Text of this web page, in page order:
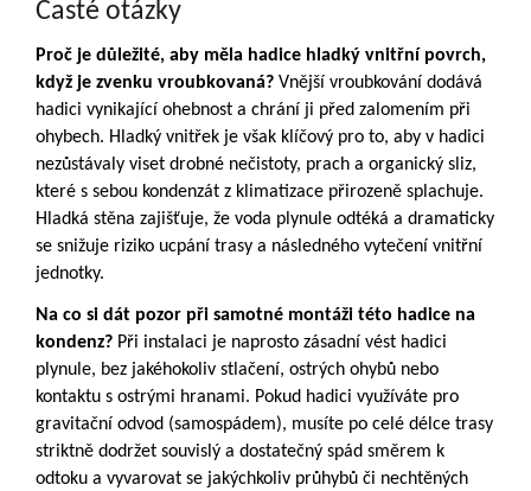
Časté otázky
Proč je důležité, aby měla hadice hladký vnitřní povrch,
když je zvenku vroubkovaná? Vnější vroubkování dodává
hadici vynikající ohebnost a chrání ji před zalomením při
ohybech. Hladký vnitřek je však klíčový pro to, aby v hadici
nezůstávaly viset drobné nečistoty, prach a organický sliz,
které s sebou kondenzát z klimatizace přirozeně splachuje.
Hladká stěna zajišťuje, že voda plynule odtéká a dramaticky
se snižuje riziko ucpání trasy a následného vytečení vnitřní
jednotky.
Na co si dát pozor při samotné montáži této hadice na
kondenz? Při instalaci je naprosto zásadní vést hadici
plynule, bez jakéhokoliv stlačení, ostrých ohybů nebo
kontaktu s ostrými hranami. Pokud hadici využíváte pro
gravitační odvod (samospádem), musíte po celé délce trasy
striktně dodržet souvislý a dostatečný spád směrem k
odtoku a vyvarovat se jakýchkoliv průhybů či nechtěných